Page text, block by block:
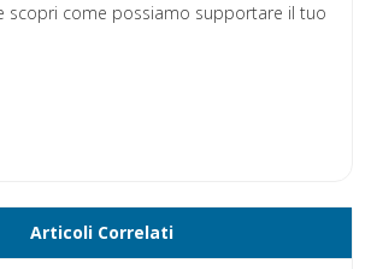
scopri come possiamo supportare il tuo
Articoli Correlati